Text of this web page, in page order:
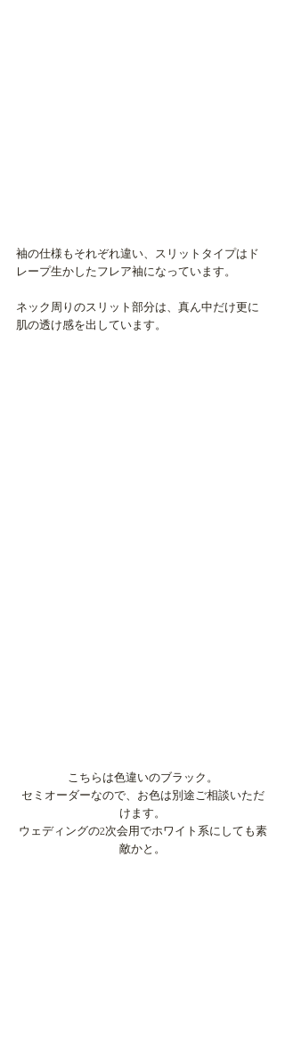
袖の仕様もそれぞれ違い、スリットタイプはド
レープ生かしたフレア袖になっています。
ネック周りのスリット部分は、真ん中だけ更に
肌の透け感を出しています。
こちらは色違いのブラック。
セミオーダーなので、お色は別途ご相談いただ
けます。
ウェディングの2次会用でホワイト系にしても素
敵かと。